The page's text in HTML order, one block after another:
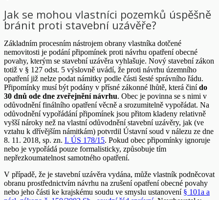
Jak se mohou vlastníci pozemků úspěšně
bránit proti stavební uzávěře?
Základním procesním nástrojem obrany vlastníka dotčené
nemovitosti je podání připomínek proti návrhu opatření obecné
povahy, kterým se stavební uzávěra vyhlašuje. Nový stavební zákon
totiž v § 127 odst. 5 výslovně uvádí, že proti návrhu územního
opatření již nelze podat námitky podle části šesté správního řádu.
Připomínky musí být podány v přísné zákonné lhůtě, která činído
30 dnů ode dne zveřejnění návrhu. Obec je povinna se s nimi v
odůvodnění finálního opatření věcně a srozumitelně vypořádat. Na
odůvodnění vypořádání připomínek jsou přitom kladeny relativně
vyšší nároky než na vlastní odůvodnění stavební uzávěry, jak (ve
vztahu k dřívějším námitkám) potvrdil Ústavní soud v nálezu ze dne
8. 11. 2018, sp. zn. I. ÚS 178/15. Pokud obec připomínky ignoruje
nebo je vypořádá pouze formalisticky, způsobuje tím
nepřezkoumatelnost samotného opatření.
V případě, že je stavební uzávěra vydána, může vlastník podněcovat
obranu prostřednictvím návrhu na zrušení opatření obecné povahy
nebo jeho části ke krajskému soudu ve smyslu ustanovení § 101a a